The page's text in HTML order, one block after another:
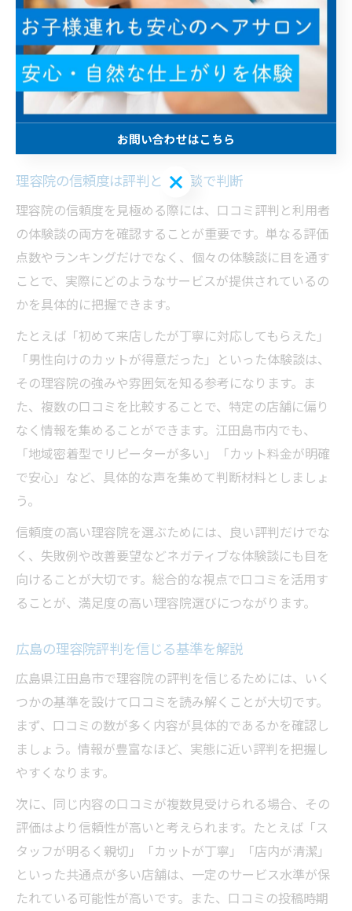
や利用時の注意点まで把握できるのが大きなメリットで
す。
このように、理容院の口コミ内容をしっかり確認するこ
とで、信頼できる店舗を選びやすくなります。他の利用
者の体験談を参考にしながら、自分に合った理容院を見
つけることが成功のポイントです。
理容院の信頼度は評判と体験談で判断
理容院の信頼度を見極める際には、口コミ評判と利用者
の体験談の両方を確認することが重要です。単なる評価
点数やランキングだけでなく、個々の体験談に目を通す
ことで、実際にどのようなサービスが提供されているの
かを具体的に把握できます。
たとえば「初めて来店したが丁寧に対応してもらえた」
「男性向けのカットが得意だった」といった体験談は、
その理容院の強みや雰囲気を知る参考になります。ま
た、複数の口コミを比較することで、特定の店舗に偏り
なく情報を集めることができます。江田島市内でも、
「地域密着型でリピーターが多い」「カット料金が明確
で安心」など、具体的な声を集めて判断材料としましょ
う。
信頼度の高い理容院を選ぶためには、良い評判だけでな
く、失敗例や改善要望などネガティブな体験談にも目を
向けることが大切です。総合的な視点で口コミを活用す
ることが、満足度の高い理容院選びにつながります。
広島の理容院評判を信じる基準を解説
広島県江田島市で理容院の評判を信じるためには、いく
つかの基準を設けて口コミを読み解くことが大切です。
まず、口コミの数が多く内容が具体的であるかを確認し
ましょう。情報が豊富なほど、実態に近い評判を把握し
やすくなります。
次に、同じ内容の口コミが複数見受けられる場合、その
評価はより信頼性が高いと考えられます。たとえば「ス
タッフが明るく親切」「カットが丁寧」「店内が清潔」
といった共通点が多い店舗は、一定のサービス水準が保
たれている可能性が高いです。また、口コミの投稿時期
お問い合わせはこちら
お問い合わせはこちら